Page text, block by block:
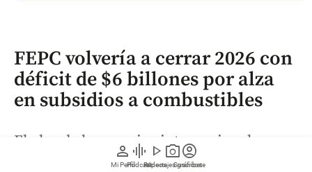
person
Mi Perfil
graphic_eq
Pódcast
play_arrow
Videos
photo_camera
Reportajes gráficos
account_circle
Suscríbete
FEPC volvería a cerrar 2026 con
déficit de $6 billones por alza
en subsidios a combustibles
El alza de los precios internacionales
reactivó la presión sobre el Fondo de